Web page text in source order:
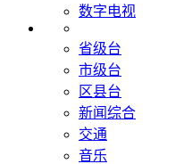
数字电视
省级台
市级台
区县台
新闻综合
交通
音乐